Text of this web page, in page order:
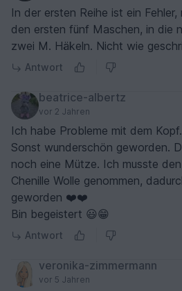
In der ersten Reihe ist ein
den ersten fünf Maschen, in die
zwei M. Häkeln. Nicht wie
Antwort
beatrice-albertz
vor 2 Jahren
Ich habe Probleme mit dem Kopf.
Sonst wunderschön geworden.
noch eine Mütze. Ich musste
Chenille Wolle genommen,
geworden ❤️❤️
Bin begeistert 😃😁
Antwort
veronika-zimmermann
vor 5 Jahren